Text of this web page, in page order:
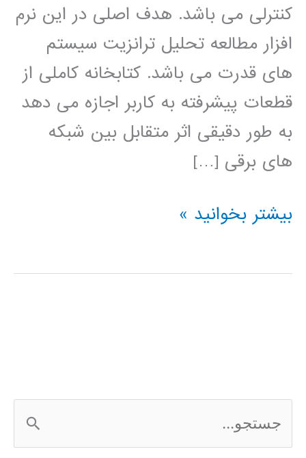
کنترلی می باشد. هدف اصلی در این نرم
افزار مطالعه تحلیل ترانزیت سیستم
های قدرت می باشد. کتابخانه کاملی از
قطعات پیشرفته به کاربر اجازه می دهد
به طور دقیقی اثر متقابل بین شبکه
های برقی […]
آموزش
افزار
بیشتر بخوانید »
س